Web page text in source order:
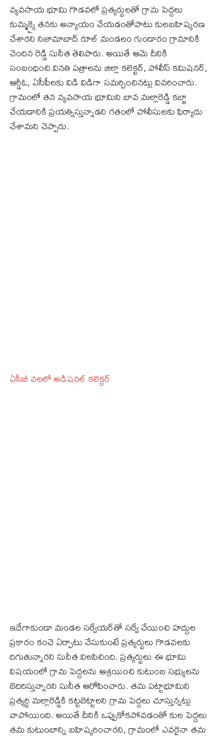
వ్యవసాయ భూమి గొడవలో ప్రత్యర్థులతో గ్రామ పెద్దలు
కుమ్మక్కై తనకు అన్యాయం చేయడంతోపాటు కులబహిష్కరణ
చేశారని నిజామాబాద్‌ రూల్‌ మండలం గుండారం గ్రామానికి
చెందిన రెడ్డి సునీత తెలిపారు. అయితే ఆమె దీనికి
సంబంధించి వినతి పత్రాలను జిల్లా కలెక్టర్‌, పోలీస్‌ కమిషనర్‌,
ఆర్డీఓ, ఏసీపీలకు విడి విడిగా సమర్పించినట్లు వివరించారు.
గ్రామంలో తన వ్యవసాయ భూమిని బావ మల్లారెడ్డి కబ్జా
చేయడానికి ప్రయత్నిస్తున్నాడని గతంలో పోలీసులకు ఫిర్యాదు
చేశామని చెప్పారు.
ఏసీబీ వలలో అడిషనల్‌ కలెక్టర్‌
ఇదేగాకుండా మండల సర్వేయర్‌తో సర్వే చేయించి హద్దుల
ప్రకారం కంచె ఏర్పాటు చేసుకుంటే ప్రత్యర్థులు గొడవలకు
దిగుతున్నారని సునీత విలపిచింది. ప్రత్యర్థులు ఈ భూమి
విషయంలో గ్రామ పెద్దలను ఆశ్రయించి కుటుంబ సభ్యులను
బెదిరిస్తున్నారని సునీత ఆరోపించారు. తమ పట్టాభూమిని
ప్రత్యర్థి మల్లారెడ్డికి కట్టబెట్టాలని గ్రామ పెద్దలు చూస్తున్నట్లు
వాపోయింది. అయితే దీనికి ఒప్పుకోకపోవడంతో కుల పెద్దలు
తమ కుటుంబాన్ని బహిష్కరించారని, గ్రామంలో ఎవరైనా తమ